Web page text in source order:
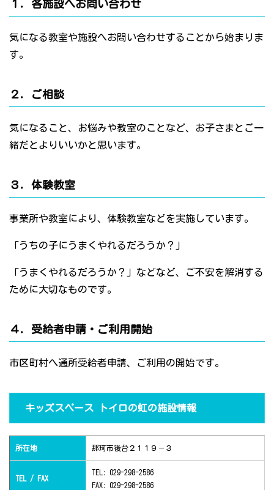
１．各施設へお問い合わせ
気になる教室や施設へお問い合わせすることから始まりま
す。
２．ご相談
気になること、お悩みや教室のことなど、お子さまとご一
緒だとよりいいかと思います。
３．体験教室
事業所や教室により、体験教室などを実施しています。
「うちの子にうまくやれるだろうか？」
「うまくやれるだろうか？」などなど、ご不安を解消する
ために大切なものです。
４．受給者申請・ご利用開始
市区町村へ通所受給者申請、ご利用の開始です。
キッズスペース トイロの虹の施設情報
所在地 那珂市後台２１１９－３
TEL / FAX
TEL: 029-298-2586
FAX: 029-298-2586